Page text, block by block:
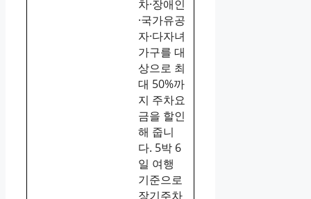
차·장애인
·국가유공
자·다자녀
가구를 대
상으로 최
대 50%까
지 주차요
금을 할인
해 줍니
다. 5박 6
일 여행
기준으로
장기주차